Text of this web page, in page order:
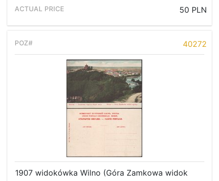
50 PLN
40272
1907 widokówka Wilno (Góra Zamkowa widok